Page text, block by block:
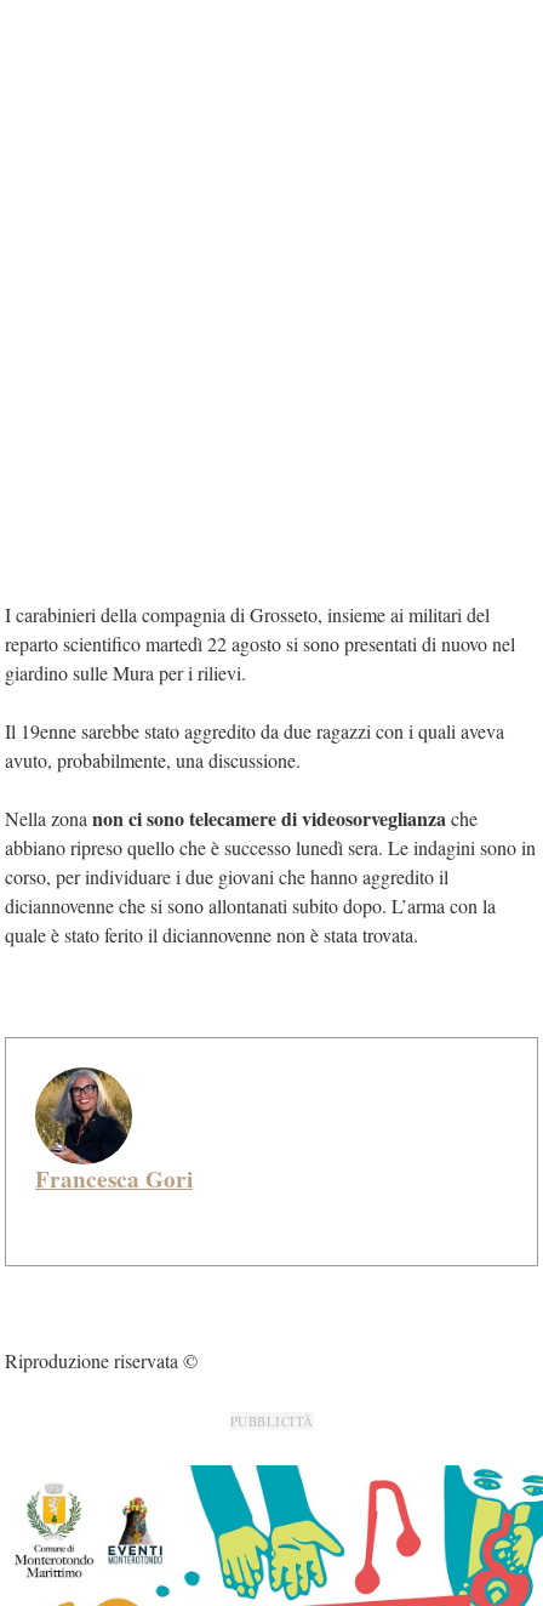
I carabinieri della compagnia di Grosseto, insieme ai militari del
reparto scientifico martedì 22 agosto si sono presentati di nuovo nel
giardino sulle Mura per i rilievi.
Il 19enne sarebbe stato aggredito da due ragazzi con i quali aveva
avuto, probabilmente, una discussione.
Nella zonanon ci sono telecamere di videosorveglianzache
abbiano ripreso quello che è successo lunedì sera. Le indagini sono in
corso, per individuare i due giovani che hanno aggredito il
diciannovenne che si sono allontanati subito dopo. L’arma con la
quale è stato ferito il diciannovenne non è stata trovata.
Francesca Gori
Riproduzione riservata ©
PUBBLICITÀ